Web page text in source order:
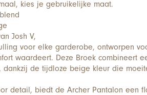
kies je gebruikelijke maat.
Josh V,
voor elke garderobe, ontworpen
waardeert. Deze Broek combineert
dankzij de tijdloze beige kleur die
detail, biedt de Archer Pantalon een